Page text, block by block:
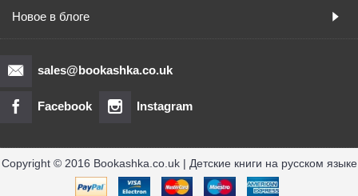
Новое в блоге
sales@bookashka.co.uk
Facebook Instagram
Copyright © 2016 Bookashka.co.uk | Детские книги на русском языке